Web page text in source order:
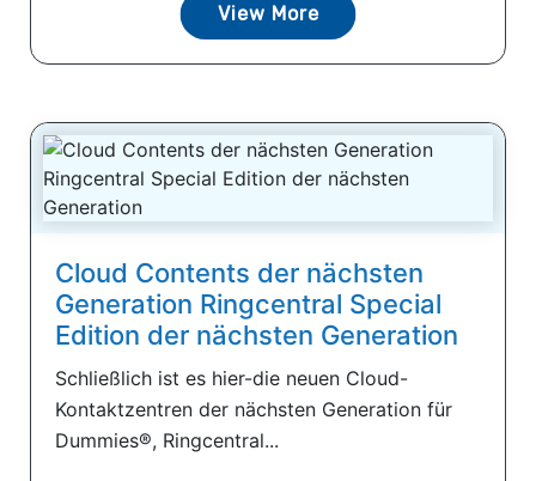
View More
Cloud Contents der nächsten
Generation Ringcentral Special
Edition der nächsten Generation
Schließlich ist es hier-die neuen Cloud-
Kontaktzentren der nächsten Generation für
Dummies®, Ringcentral...